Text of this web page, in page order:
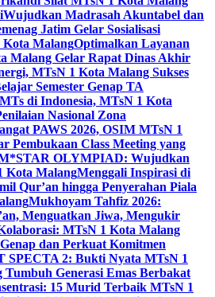
Wujudkan Madrasah Akuntabel dan
Jatim Gelar Sosialisasi
Kota MalangOptimalkan Layanan
Malang Gelar Rapat Dinas Akhir
MTsN 1 Kota Malang Sukses
Semester Genap TA
di Indonesia, MTsN 1 Kota
Nasional Zona
PAWS 2026, OSIM MTsN 1
Pembukaan Class Meeting yang
OLYMPIAD: Wujudkan
Kota MalangMenggali Inspirasi di
Qur’an hingga Penyerahan Piala
Mukhoyam Tahfiz 2026:
Menguatkan Jiwa, Mengukir
MTsN 1 Kota Malang
dan Perkuat Komitmen
SPECTA 2: Bukti Nyata MTsN 1
Generasi Emas Berbakat
15 Murid Terbaik MTsN 1